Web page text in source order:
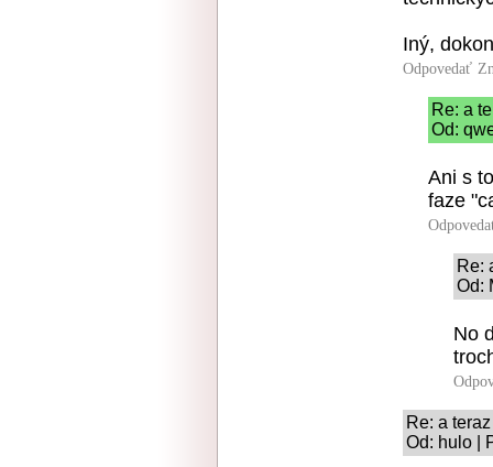
Iný,
Odpovedať
Re: a
Od:
Ani s
faze
Re:
Od:
No
Re: a teraz
Od: hulo |